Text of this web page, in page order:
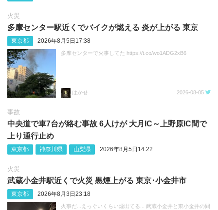
火災
多摩センター駅近くでバイクが燃える 炎が上がる 東京
東京都 2026年8月5日17:38
多摩センターで火事してた https://t.co/wo1ADG2xB6
はかせ 2026-08-05
事故
中央道で車7台が絡む事故 6人けが 大月IC～上野原IC間で
上り通行止め
東京都 神奈川県 山梨県 2026年8月5日14:22
火災
武蔵小金井駅近くで火災 黒煙上がる 東京･小金井市
東京都 2026年8月3日23:18
火事だ...えっぐいくらい煙出てる... 武蔵小金井と東小金井の間